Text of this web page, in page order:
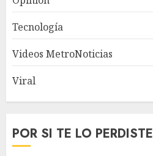
Tecnología
Videos MetroNoticias
Viral
POR SI TE LO PERDISTE